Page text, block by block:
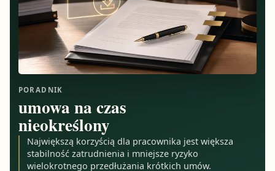
PORADNIK
umowa na czas
nieokreślony
Największą korzyścią dla pracownika jest większa
stabilność zatrudnienia i mniejsze ryzyko
wielokrotnego przedłużania krótkich umów.